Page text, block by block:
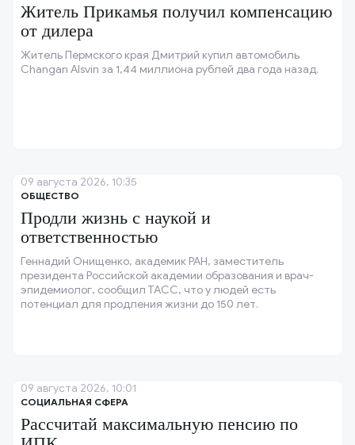
Житель Прикамья получил компенсацию
от дилера
Житель Пермского края Дмитрий купил автомобиль
Changan Alsvin за 1,44 миллиона рублей два года назад.
ОБЩЕСТВО
Продли жизнь с наукой и
ответственностью
Геннадий Онищенко, академик РАН, заместитель
президента Российской академии образования и врач-
эпидемиолог, сообщил ТАСС, что у людей есть
потенциал для продления жизни до 150 лет.
09 августа 2026, 10:35
СОЦИАЛЬНАЯ СФЕРА
Рассчитай максимальную пенсию по
09 августа 2026, 10:01